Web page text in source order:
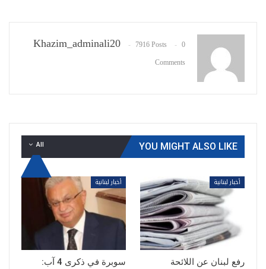
Khazim_adminali20 7916 Posts 0
Comments
All YOU MIGHT ALSO LIKE
أخبار لبنانية
رفع لبنان عن اللائحة
أخبار لبنانية
سوبرة في ذكرى 4 آب: